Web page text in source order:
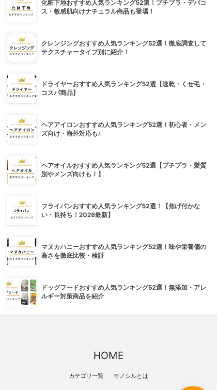
化粧下地おすすめ人気ランキング52選！プチプラ・デパコ
ス・敏感肌向けナチュラル商品も登場！
クレンジングおすすめ人気ランキング52選！徹底調査して
テクスチャータイプ別に紹介！
ドライヤーおすすめ人気ランキング52選【速乾・くせ毛・
コスパ商品】
ヘアアイロンおすすめ人気ランキング52選！初心者・メン
ズ向け・海外対応も♪
ヘアオイルおすすめ人気ランキング52選【プチプラ・髪質
別やメンズ向けも！】
フライパンおすすめ人気ランキング52選！【焦げ付かな
い・長持ち！2026最新】
マヌカハニーおすすめ人気ランキング52選！味や栄養価の
高さを徹底比較・検証
ドッグフードおすすめ人気ランキング52選！無添加・アレ
ルギー対策商品を紹介
HOME
カテゴリ一覧 モノシルとは